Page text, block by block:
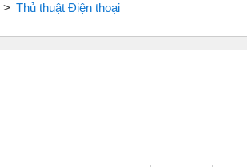
Thủ thuật Điện thoại